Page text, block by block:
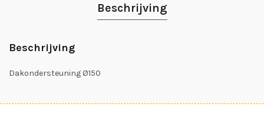
Beschrijving
Beschrijving
Dakondersteuning Ø150